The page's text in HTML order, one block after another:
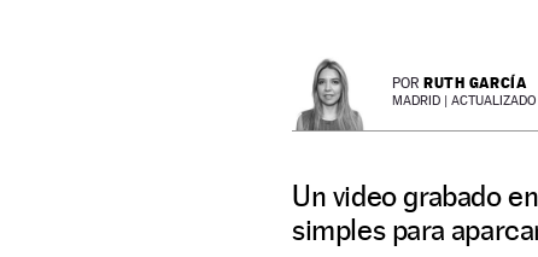
POR RUTH GARCÍA
MADRID |
Un video grabado
simples para